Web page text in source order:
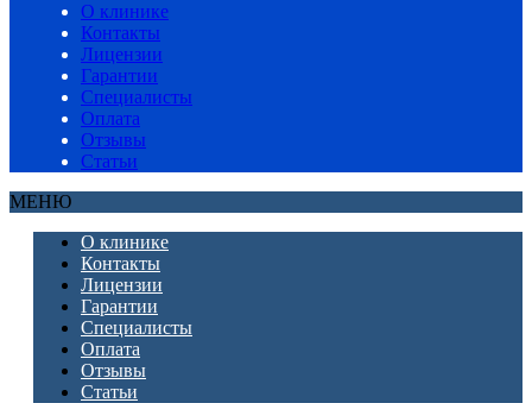
О клинике
Контакты
Лицензии
Гарантии
Специалисты
Оплата
Отзывы
Статьи
МЕНЮ
О клинике
Контакты
Лицензии
Гарантии
Специалисты
Оплата
Отзывы
Статьи